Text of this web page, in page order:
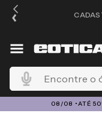
Encontre o óculos
08/08 •ATÉ